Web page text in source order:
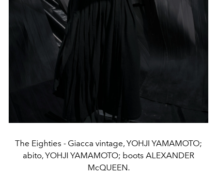
The Eighties - Giacca vintage, YOHJI YAMAMOTO;
abito, YOHJI YAMAMOTO; boots ALEXANDER
McQUEEN.